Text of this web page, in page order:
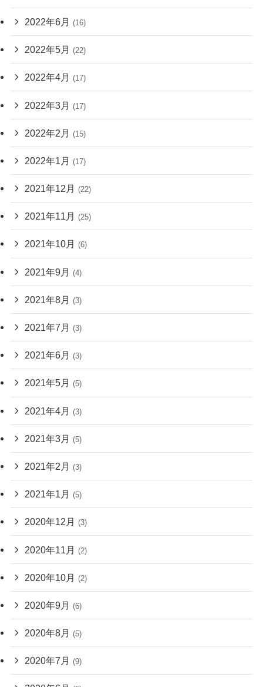
2022年6月 (16)
2022年5月 (22)
2022年4月 (17)
2022年3月 (17)
2022年2月 (15)
2022年1月 (17)
2021年12月 (22)
2021年11月 (25)
2021年10月 (6)
2021年9月 (4)
2021年8月 (3)
2021年7月 (3)
2021年6月 (3)
2021年5月 (5)
2021年4月 (3)
2021年3月 (5)
2021年2月 (3)
2021年1月 (5)
2020年12月 (3)
2020年11月 (2)
2020年10月 (2)
2020年9月 (6)
2020年8月 (5)
2020年7月 (9)